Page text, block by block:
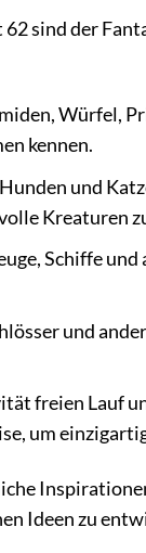
sind der
Würfel,
kennen.
und
Kreaturen
Schiffe
und
freien Lauf
um
Ideen zu